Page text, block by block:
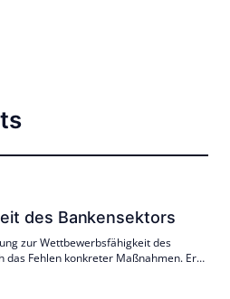
des Bankensektors
zur Wettbewerbsfähigkeit des
das Fehlen konkreter Maßnahmen. Er
die
Floors bei 50 %; betroffene Banken